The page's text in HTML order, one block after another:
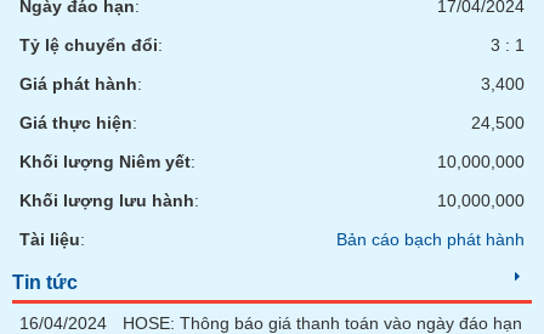
Ngày đáo hạn:
17/04/2024
Tỷ lệ chuyển đổi:
3 : 1
Giá phát hành:
3,400
Giá thực hiện:
24,500
Khối lượng Niêm yết:
10,000,000
Khối lượng lưu hành:
10,000,000
Tài liệu: Bản cáo bạch phát hành
Tin tức
16/04/2024
HOSE: Thông báo giá thanh toán vào ngày đáo hạn